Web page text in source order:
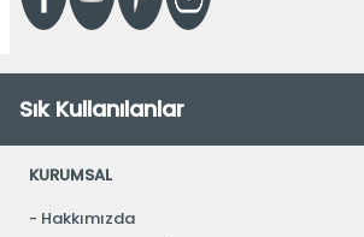
Sık Kullanılanlar
KURUMSAL
Hakkımızda